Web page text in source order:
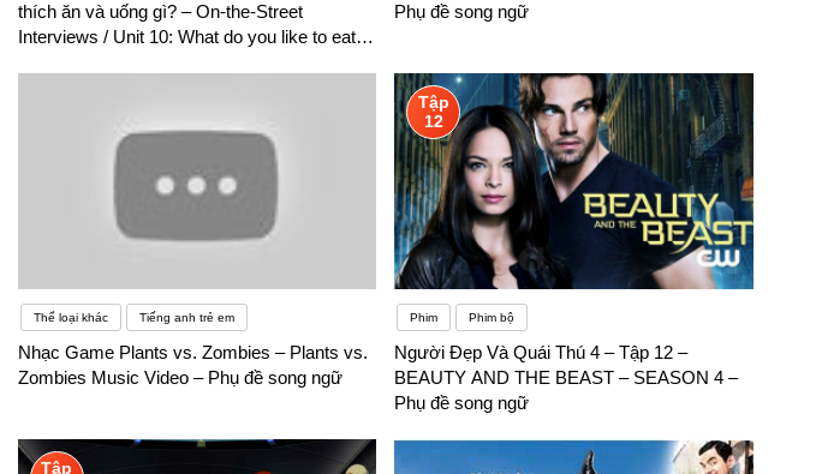
thích ăn và uống gì? – On-the-Street
Interviews / Unit 10: What do you like to eat
Phụ đề song ngữ
Thể loại khác Tiếng anh trẻ em
Nhạc Game Plants vs. Zombies – Plants vs.
Zombies Music Video – Phụ đề song ngữ
Tập
12
Phim Phim bộ
Người Đẹp Và Quái Thú 4 – Tập 12 –
BEAUTY AND THE BEAST – SEASON 4 –
Phụ đề song ngữ
Tập